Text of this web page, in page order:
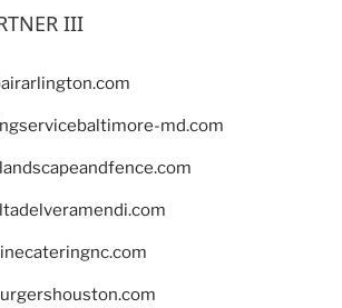
III
md.com